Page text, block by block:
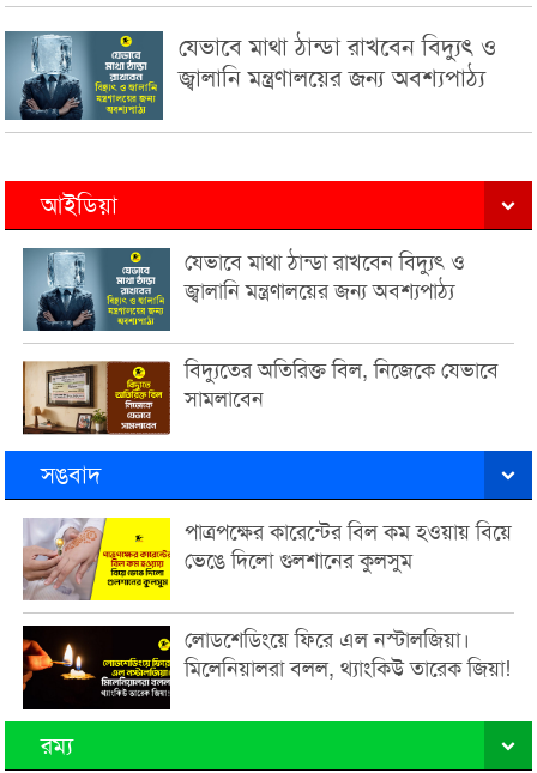
যেভাবে মাথা ঠান্ডা রাখবেন বিদ্যুৎ ও
জ্বালানি মন্ত্রণালয়ের জন্য অবশ্যপাঠ্য
আইডিয়া
যেভাবে মাথা ঠান্ডা রাখবেন বিদ্যুৎ ও
জ্বালানি মন্ত্রণালয়ের জন্য অবশ্যপাঠ্য
বিদ্যুতের অতিরিক্ত বিল, নিজেকে যেভাবে
সামলাবেন
সঙবাদ
পাত্রপক্ষের কারেন্টের বিল কম হওয়ায় বিয়ে
ভেঙে দিলো গুলশানের কুলসুম
লোডশেডিংয়ে ফিরে এল নস্টালজিয়া।
মিলেনিয়ালরা বলল, থ্যাংকিউ তারেক জিয়া!
রম্য